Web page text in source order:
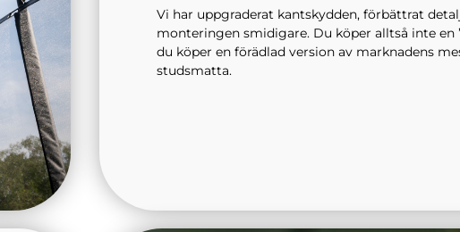
Vi har uppgraderat kantskydden, förbättrat
monteringen smidigare. Du köper alltså inte en
du köper en förädlad version av marknadens
studsmatta.